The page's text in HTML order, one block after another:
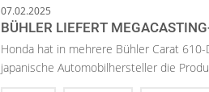
07.02.2025
BÜHLER LIEFERT
Honda hat in mehrere Bühler Carat
japanische Automobilhersteller die